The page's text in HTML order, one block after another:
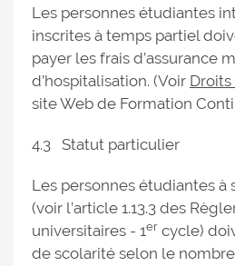
Les personnes étudiantes
inscrites à temps partiel
payer les frais d’assurance
d’hospitalisation. (Voir
site Web de Formation
4.3 Statut particulier
Les personnes étudiantes à
(voir l’article 1.13.3 des
universitaires - 1er cycle)
de scolarité selon le